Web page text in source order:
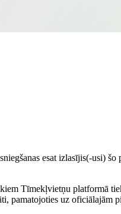
esat izlasījis(-usi)
Tīmekļvietņu platformā
pamatojoties uz